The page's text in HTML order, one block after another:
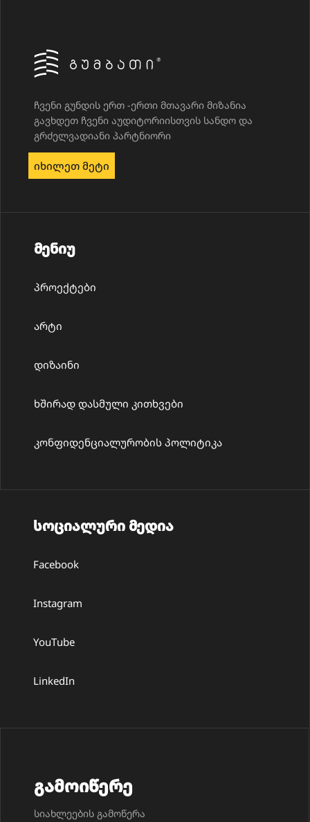
ჩვენი გუნდის ერთ -ერთი მთავარი მიზანია
გავხდეთ ჩვენი აუდიტორიისთვის სანდო და
გრძელვადიანი პარტნიორი
Იხილეთ Მეტი
მენიუ
პროექტები
არტი
დიზაინი
ხშირად დასმული კითხვები
კონფიდენციალურობის პოლიტიკა
სოციალური მედია
Facebook
Instagram
YouTube
LinkedIn
გამოიწერე
სიახლეების გამოწერა